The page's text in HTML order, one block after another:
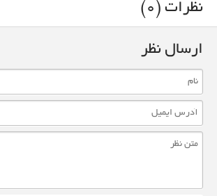
نظرات (0)
ارسال نظر